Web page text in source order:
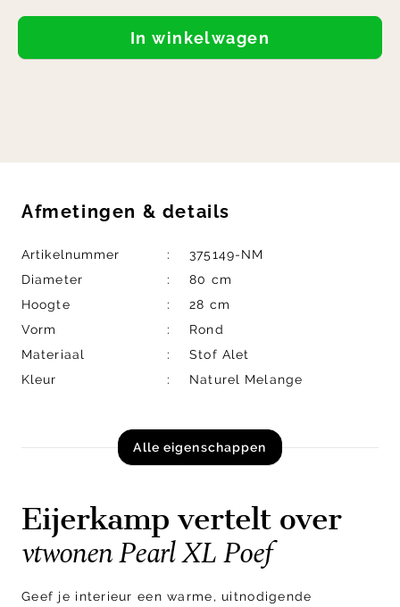
In winkelwagen
Afmetingen & details
Artikelnummer
375149-NM
Diameter
80 cm
Hoogte
28 cm
Vorm
Rond
Materiaal
Stof Alet
Kleur
Naturel Melange
Alle eigenschappen
Eijerkamp vertelt over
vtwonen Pearl XL Poef
Geef je interieur een warme, uitnodigende